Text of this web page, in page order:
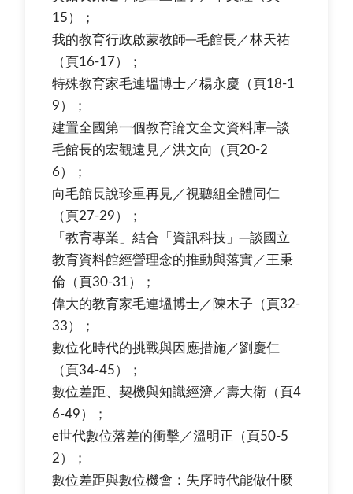
15）；
我的教育行政啟蒙教師─毛館長／林天祐
（頁16-17）；
特殊教育家毛連塭博士／楊永慶（頁18-1
9）；
建置全國第一個教育論文全文資料庫─談
毛館長的宏觀遠見／洪文向（頁20-2
6）；
向毛館長說珍重再見／視聽組全體同仁
（頁27-29）；
「教育專業」結合「資訊科技」─談國立
教育資料館經營理念的推動與落實／王秉
倫（頁30-31）；
偉大的教育家毛連塭博士／陳木子（頁32-
33）；
數位化時代的挑戰與因應措施／劉慶仁
（頁34-45）；
數位差距、契機與知識經濟／壽大衛（頁4
6-49）；
e世代數位落差的衝擊／溫明正（頁50-5
2）；
數位差距與數位機會：失序時代能做什麼